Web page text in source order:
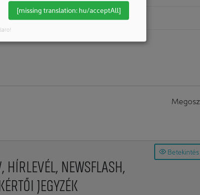
Épületek & Szobák: Moduláris terek, kabinok
Betekintés
NEWSFLASH,
JEGYZÉK
[missing translation: hu/acceptAll]